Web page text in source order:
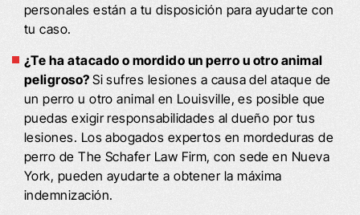
personales están a tu disposición para ayudarte con
tu caso.
¿Te ha atacado o mordido un perro u otro animal
peligroso?Si sufres lesiones a causa del ataque de
un perro u otro animal en Louisville, es posible que
puedas exigir responsabilidades al dueño por tus
lesiones. Los abogados expertos en mordeduras de
perro de The Schafer Law Firm, con sede en Nueva
York, pueden ayudarte a obtener la máxima
indemnización.